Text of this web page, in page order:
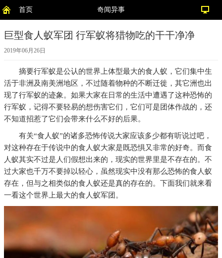
首页 奇闻异事
巨型食人蚁军团 行军蚁将猎物吃的干干净净
2019年06月26日
摘要行军蚁是公认的世界上体型最大的食人蚁，它们集中生
活于非洲及南美洲地区，不过随着物种的不断迁徙，其它洲也出
现了行军蚁的迹象。如果大家在日常的生活中遭遇了这种恐怖的
行军蚁，记得不要轻易的想伤害它们，它们可是团体作战的，还
不知道招惹了它们会带来什么不好的后果。
有关“食人蚁”的诸多恐怖传说大家应该多少都有听说过吧，
对这种存在于传说中的食人蚁大家是既恐惧又非常的好奇。而食
人蚁其实不过是人们假想出来的，现实的世界里是不存在的。不
过大家也千万不要掉以轻心，虽然现实中没有那么恐怖的食人蚁
存在，但与之相类似的食人蚁还是真的存在的。下面我们就来看
一看这个世界上最大的食人蚁军团。